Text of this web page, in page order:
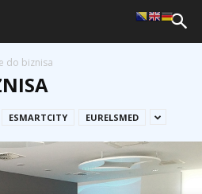
do biznisa
ESMARTCITY EURELSMED